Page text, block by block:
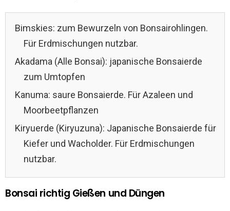
Bimskies: zum Bewurzeln von Bonsairohlingen.
Für Erdmischungen nutzbar.
Akadama (Alle Bonsai): japanische Bonsaierde
zum Umtopfen
Kanuma: saure Bonsaierde. Für Azaleen und
Moorbeetpflanzen
Kiryuerde (Kiryuzuna): Japanische Bonsaierde für
Kiefer und Wacholder. Für Erdmischungen
nutzbar.
Bonsai richtig Gießen und Düngen